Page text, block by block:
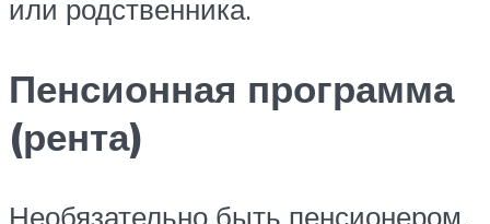
или родственника.
Пенсионная программа
(рента)
Необязательно быть пенсионером,